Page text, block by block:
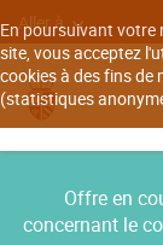
En poursuivant votre
site, vous acceptez
cookies à des fins de
(statistiques
Aller à
Offre en
concernant le